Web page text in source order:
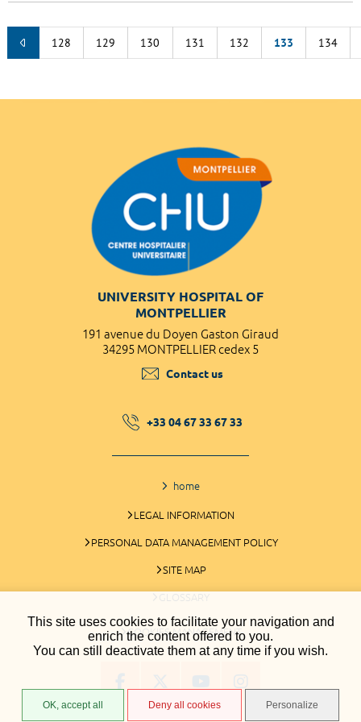
This site uses cookies to facilitate your navigation and
enrich the content offered to you.
You can still deactivate them at any time if you wish.
OK, accept all Deny all cookies Personalize
128 129 130 131 132 133 134
UNIVERSITY HOSPITAL OF
MONTPELLIER
191 avenue du Doyen Gaston Giraud
34295 MONTPELLIER cedex 5
Contact us
+33 04 67 33 67 33
home
LEGAL INFORMATION
PERSONAL DATA MANAGEMENT POLICY
SITE MAP
GLOSSARY
COOKIES MANAGEMENT